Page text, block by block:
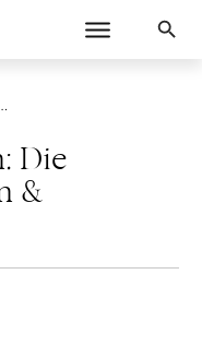
Mandeln & besondere Ideen
Die
&